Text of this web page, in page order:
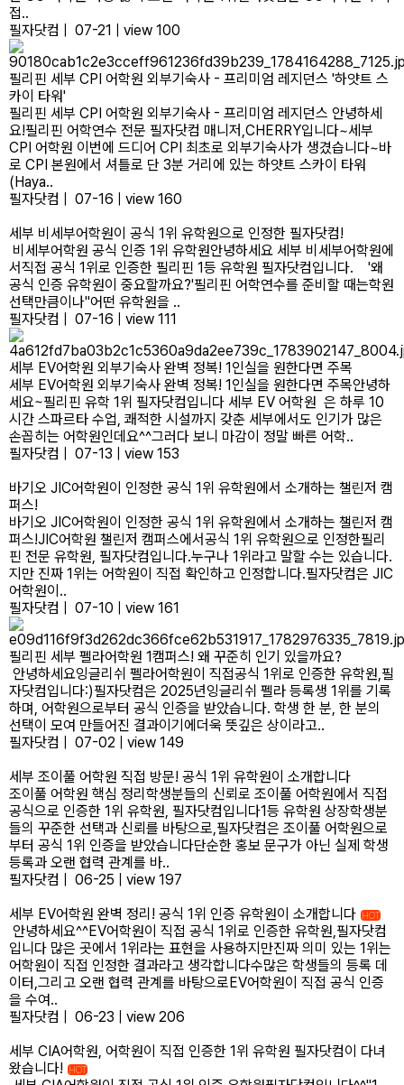
접..
필자닷컴
07-21 view 100
필리핀 세부 CPI 어학원 외부기숙사 - 프리미엄 레지던스 '하얏트 스
카이 타워'
필리핀 세부 CPI 어학원 외 부기숙사 - 프리미엄 레지던스 안녕하세
요!필리핀 어학연수 전문 필자닷컴 매니저,CHERRY입니다~​세부
CPI 어학원 이번에 드디어 CPI 최초로 외부기숙사가 생겼습니다~바
로 CPI 본원에서 셔틀로 단 3분 거리에 있는 하얏트 스카이 타워
(Haya..
필자닷컴
07-16
view 160
세부 비세부어학원이 공식 1위 유학원으로 인정한 필자닷컴!
비세부어학원 공식 인증 1위 유학원안녕하세요 세부 비세부어학원에
서직접 공식 1위로 인증한 필리핀 1등 유학원 필자닷컴입니다. '왜
공식 인증 유학원이 중요할까요?'​필리핀 어학연수를 준비할 때는학원
선택만큼이나"어떤 유학원을 ..
필자닷컴
07-16 view 111
세부 EV어학원 외부기숙사 완벽 정복! 1인실을 원한다면 주목
세부 EV어학원 외부기숙사 완벽 정복! 1인실을 원한다면 주목안녕하
세요~필리핀 유학 1위 필자닷컴입니다 세부 EV 어학원 은 하루 10
시간 스파르타 수업, 쾌적한 시설까지 갖춘 세부에서도 인기가 많은
손꼽히는 어학원인데요^^그러다 보니 마감이 정말 빠른 어학..
필자닷컴
07-13
view 153
바기오 JIC어학원이 인정한 공식 1위 유학원에서 소개하는 챌린저 캠
퍼스!
바기오 JIC어학원이 인정한 공식 1위 유학원에서 소개하는 챌린저 캠
퍼스!JIC어학원 챌린저 캠퍼스에서공식 1위 유학원으로 인정한필리
핀 전문 유학원, 필자닷컴입니다.누구나 1위라고 말할 수는 있습니다.
지만 진짜 1위는 어학원이 직접 확인하고 인정합니다.필자닷컴은 JIC
어학원이..
필자닷컴
07-10 view 161
필리핀 세부 펠라어학원 1캠퍼스! 왜 꾸준히 인기 있을까요?
안녕하세요잉글리쉬 펠라어학원이 직접공식 1위로 인증한 유학원,필
자닷컴입니다:)필자닷컴은 2025년잉글리쉬 펠라 등록생 1위를 기록
하며, 어학원으로부터 공식 인증을 받았습니다. 학생 한 분, 한 분의
선택이 모여 만들어진 결과이기에더욱 뜻깊은 상이라고..
필자닷컴
07-02
view 149
세부 조이풀 어학원 직접 방문! 공식 1위 유학원이 소개합니다
조이풀 어학원 핵심 정리학생분들의 신뢰로 조이풀 어학원에서 직접
공식으로 인증한 1위 유학원, 필자닷컴입니다1등 유학원 상장학생분
들의 꾸준한 선택과 신뢰를 바탕으로,필자닷컴은 조이풀 어학원으로
부터 공식 1위 인증을 받았습니다단순한 홍보 문구가 아닌 실제 학생
등록과 오랜 협력 관계를 바..
필자닷컴
06-25
view 197
세부 EV어학원 완벽 정리! 공식 1위 인증 유학원이 소개합니다 HOT
안녕하세요^^EV어학원이 직접 공식 1위로 인증한 유학원,필자닷컴
입니다 많은 곳에서 1위라는 표현을 사용하지만진짜 의미 있는 1위는
어학원이 직접 인정한 결과라고 생각합니다​수많은 학생들의 등록 데
이터,그리고 오랜 협력 관계를 바탕으로EV어학원이 직접 공식 인증
을 수여..
필자닷컴
06-23
view 206
세부 CIA어학원, 어학원이 직접 인증한 1위 유학원 필자닷컴이 다녀
왔습니다!
HOT